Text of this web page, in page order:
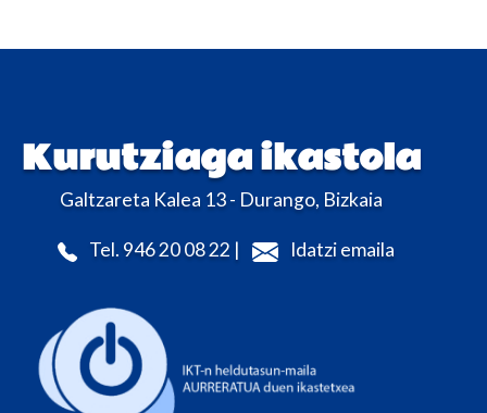
Kurutziaga ikastola
Galtzareta Kalea 13 - Durango, Bizkaia
Tel. 946 20 08 22 | Idatzi emaila